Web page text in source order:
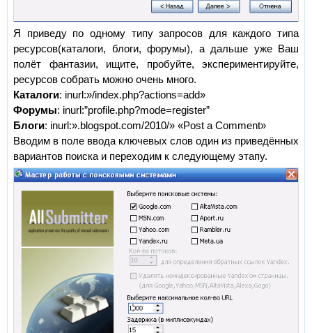
Я приведу по одному типу запросов для каждого типа
ресурсов(каталоги, блоги, форумы), а дальше уже Ваш
полёт фантазии, ищите, пробуйте, экспериментируйте,
ресурсов собрать можно очень много.
Каталоги: inurl:»/index.php?actions=add»
Форумы: inurl:”profile.php?mode=register”
Блоги: inurl:».blogspot.com/2010/» «Post a Comment»
Вводим в поле ввода ключевых слов один из приведённых
вариантов поиска и переходим к следующему этапу.